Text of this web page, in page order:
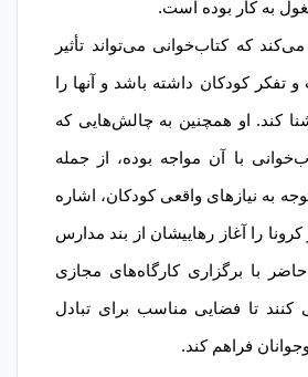
به کار بوده است.
که کتاب‌خوانی می‌تواند تأثیر
کودکان داشته باشد و آنها را
کند. او همچنین به چالش‌هایی که
با آن مواجه بوده، از جمله
به نیازهای واقعی کودکان، اشاره
را آغاز رهاییشان از بند مدارس
با برگزاری کارگاه‌های مجازی
کنند تا فضایی مناسب برای تبادل
فراهم کند.